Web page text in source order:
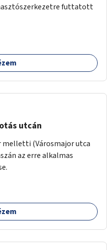
futtatott
utcán
melletti (Városmajor utca
az erre alkalmas